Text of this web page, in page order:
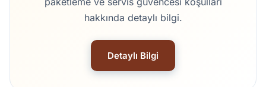
hakkında detaylı bilgi.
Detaylı Bilgi